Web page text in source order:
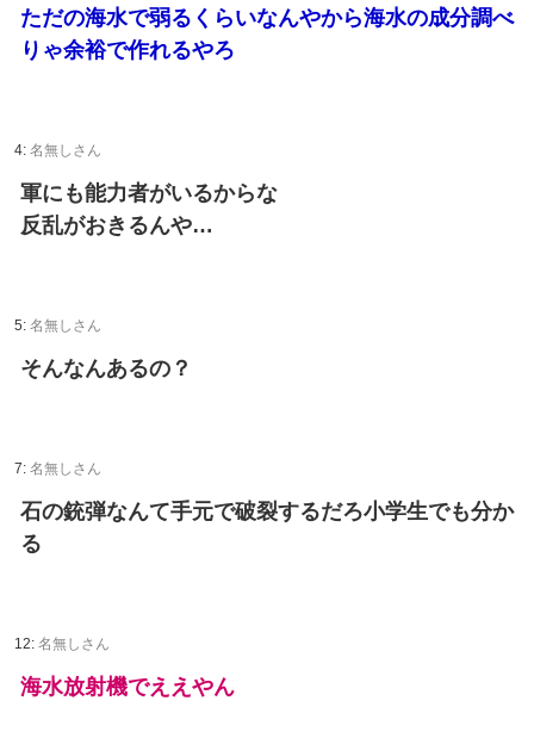
ただの海水で弱るくらいなんやから海水の成分調べ
りゃ余裕で作れるやろ
4: 名無しさん
軍にも能力者がいるからな
反乱がおきるんや…
5: 名無しさん
そんなんあるの？
7: 名無しさん
石の銃弾なんて手元で破裂するだろ小学生でも分か
る
12: 名無しさん
海水放射機でええやん